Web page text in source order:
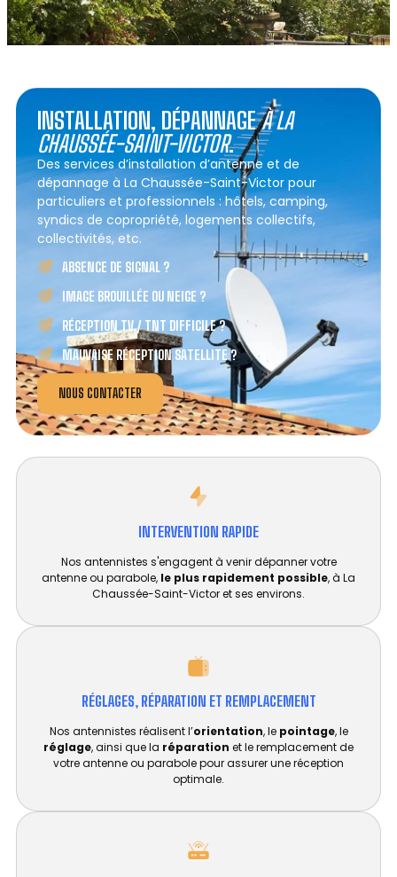
INSTALLATION, DÉPANNAGEÀ LA
CHAUSSÉE-SAINT-VICTOR.
Des services d’installation d’antenne et de
dépannage à La Chaussée-Saint-Victor pour
particuliers et professionnels : hôtels, camping,
syndics de copropriété, logements collectifs,
collectivités, etc.
ABSENCE DE SIGNAL ?
IMAGE BROUILLÉE OU NEIGE ?
RÉCEPTION TV / TNT DIFFICILE ?
MAUVAISE RÉCEPTION SATELLITE ?
NOUS CONTACTER
INTERVENTION RAPIDE
Nos antennistes s'engagent à venir dépanner votre
antenne ou parabole, le plus rapidement possible, à La
Chaussée-Saint-Victor et ses environs.
RÉGLAGES, RÉPARATION ET REMPLACEMENT​
Nos antennistes réalisent l’orientation, le pointage, le
réglage, ainsi que la réparation et le remplacement de
votre antenne ou parabole pour assurer une réception
optimale.